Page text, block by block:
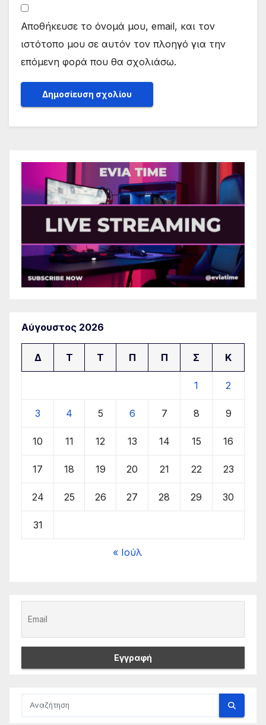
Αποθήκευσε το όνομά μου, email, και τον
ιστότοπο μου σε αυτόν τον πλοηγό για την
επόμενη φορά που θα σχολιάσω.
Αύγουστος 2026
Δ Τ Τ Π Π Σ Κ
1 2
3 4 5 6 7 8 9
10 11 12 13 14 15 16
17 18 19 20 21 22 23
24 25 26 27 28 29 30
31
« Ιούλ